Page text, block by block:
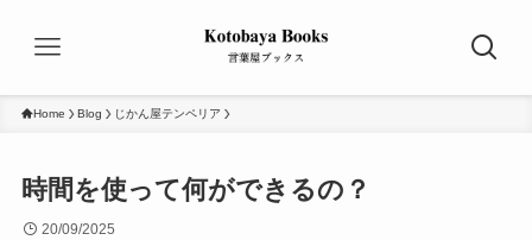
Home Blog じかん屋テンペリア
時間を使って何ができるの？
20/09/2025